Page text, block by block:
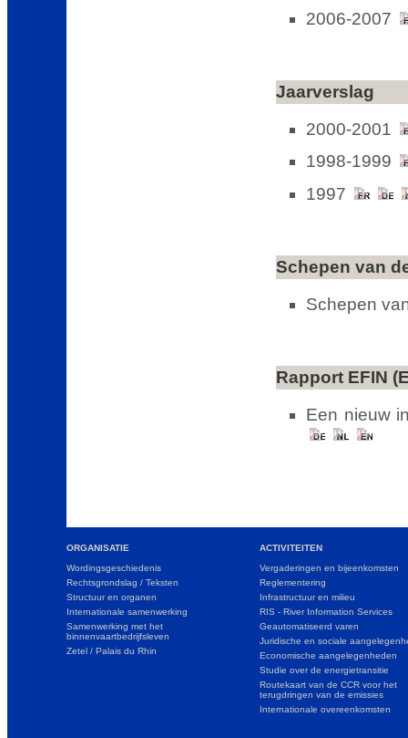
2006-2007
Jaarverslag
2000-2001
1998-1999
1997
Schepen van
Schepen
Rapport EFIN
Een nieuw
ORGANISATIE
Wordingsgeschiedenis
Rechtsgrondslag / Teksten
Structuur en organen
Internationale samenwerking
Samenwerking met het
binnenvaartbedrijfsleven
Zetel / Palais du Rhin
ACTIVITEITEN
Vergaderingen en bijeenkomsten
Reglementering
Infrastructuur en milieu
RIS - River Information Services
Geautomatiseerd varen
Juridische en sociale
Economische aangelegenheden
Studie over de energietransitie
Routekaart van de CCR voor het
terugdringen van de emissies
Internationale overeenkomsten